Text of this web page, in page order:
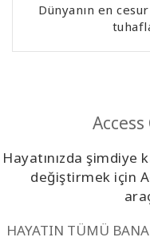
Açın
ARA
Dünyanın en
Hayatınızda
değiştirmek için
HAYATIN TÜMÜ